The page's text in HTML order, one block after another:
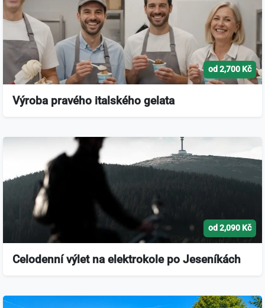
od 2,700 Kč
Výroba pravého italského gelata
od 2,090 Kč
Celodenní výlet na elektrokole po Jeseníkách